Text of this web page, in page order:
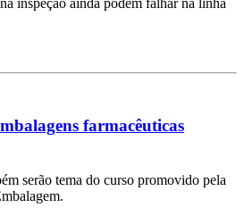
inspeção ainda podem falhar na linha
farmacêuticas
serão tema do curso promovido pela